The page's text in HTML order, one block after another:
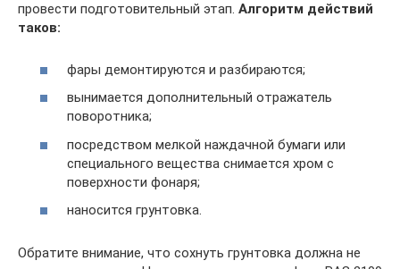
провести подготовительный этап. Алгоритм действий
таков:
фары демонтируются и разбираются;
вынимается дополнительный отражатель
поворотника;
посредством мелкой наждачной бумаги или
специального вещества снимается хром с
поверхности фонаря;
наносится грунтовка.
Обратите внимание, что сохнуть грунтовка должна не